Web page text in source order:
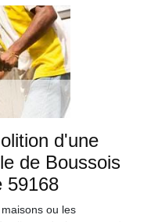
d'une
de Boussois
59168
ou les